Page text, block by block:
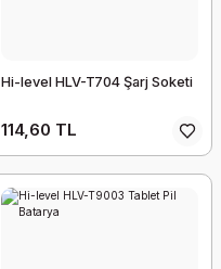
Hi-level HLV-T704 Şarj Soketi
114,60 TL